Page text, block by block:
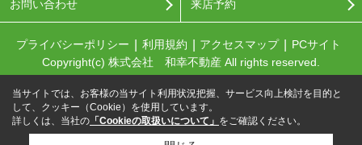
お問い合わせ 来店予約
プライバシーポリシー 利用規約 アクセスマップ
PCサイト
Copyright(c) 株式会社 和幸不動産 All rights reserved.
当サイトでは、お客様の当サイト利用状況把握、サービス向上検討を目的と
して、クッキー（Cookie）を使用しています。
詳しくは、当社の 「Cookieの取扱いについて」 をご確認ください。